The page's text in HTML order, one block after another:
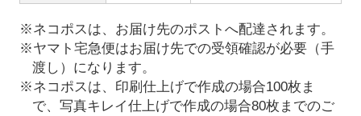
※ネコポスは、お届け先のポストへ配達されます。
※ヤマト宅急便はお届け先での受領確認が必要（手
渡し）になります。
※ネコポスは、印刷仕上げで作成の場合100枚ま
で、写真キレイ仕上げで作成の場合80枚までのご